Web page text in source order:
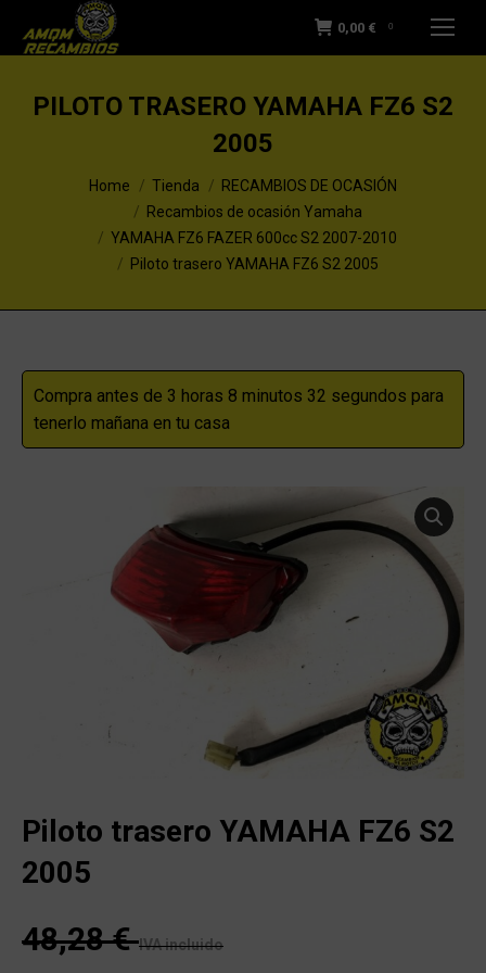
0,00 € 0
PILOTO TRASERO YAMAHA FZ6 S2
2005
You are here:Home Tienda
RECAMBIOS DE OCASIÓN
Recambios de ocasión Yamaha
YAMAHA FZ6 FAZER 600cc S2 2007-2010
Piloto trasero YAMAHA FZ6 S2 2005
Compra antes de 3 horas 8 minutos 31 segundos para
tenerlo mañana en tu casa
Piloto trasero YAMAHA FZ6 S2
2005
48,28€ IVA incluido